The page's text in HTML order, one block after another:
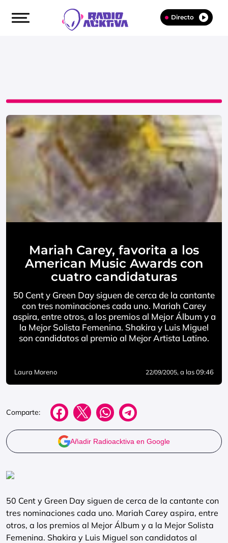
Directo
Mariah Carey, favorita a los
American Music Awards con
cuatro candidaturas
50 Cent y Green Day siguen de cerca de la cantante
con tres nominaciones cada uno. Mariah Carey
aspira, entre otros, a los premios al Mejor Álbum y a
la Mejor Solista Femenina. Shakira y Luis Miguel
son candidatos al premio al Mejor Artista Latino.
Laura Moreno 22/09/2005, a las 09:46
Comparte:
Añadir Radioacktiva en Google
50 Cent y Green Day siguen de cerca de la cantante con
tres nominaciones cada uno. Mariah Carey aspira, entre
otros, a los premios al Mejor Álbum y a la Mejor Solista
Femenina. Shakira y Luis Miguel son candidatos al